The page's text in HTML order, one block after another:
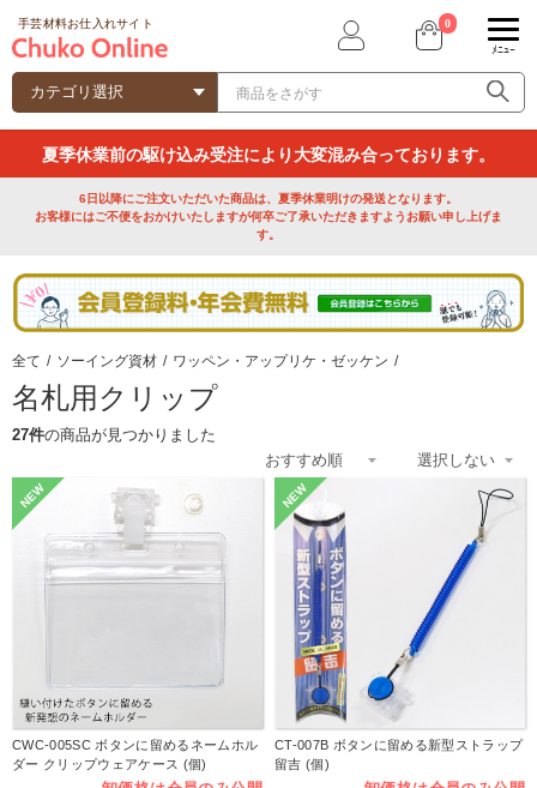
手芸材料お仕入れサイト 0
ﾒﾆｭｰ
夏季休業前の駆け込み受注により大変混み合っております。
6日以降にご注文いただいた商品は、夏季休業明けの発送となります。
お客様にはご不便をおかけいたしますが何卒ご了承いただきますようお願い申し上げま
す。
全て / ソーイング資材 / ワッペン・アップリケ・ゼッケン /
名札用クリップ
27件の商品が見つかりました
NEW
CWC-005SC ボタンに留めるネームホル
ダー クリップウェアケース (個)
NEW
CT-007B ボタンに留める新型ストラップ
留吉 (個)